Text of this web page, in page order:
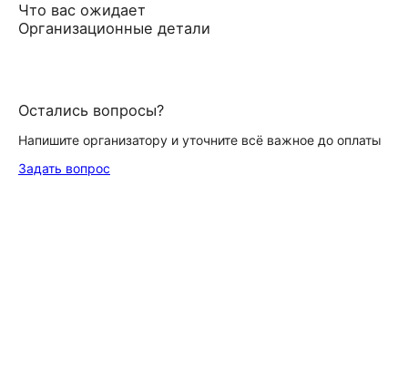
Что вас ожидает
Организационные детали
Остались вопросы?
Напишите организатору и уточните всё важное до оплаты
Задать вопрос